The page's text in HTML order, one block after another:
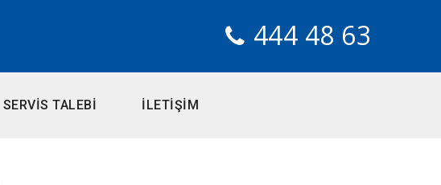
444 48 63
SERVİS TALEBİ İLETİŞİM